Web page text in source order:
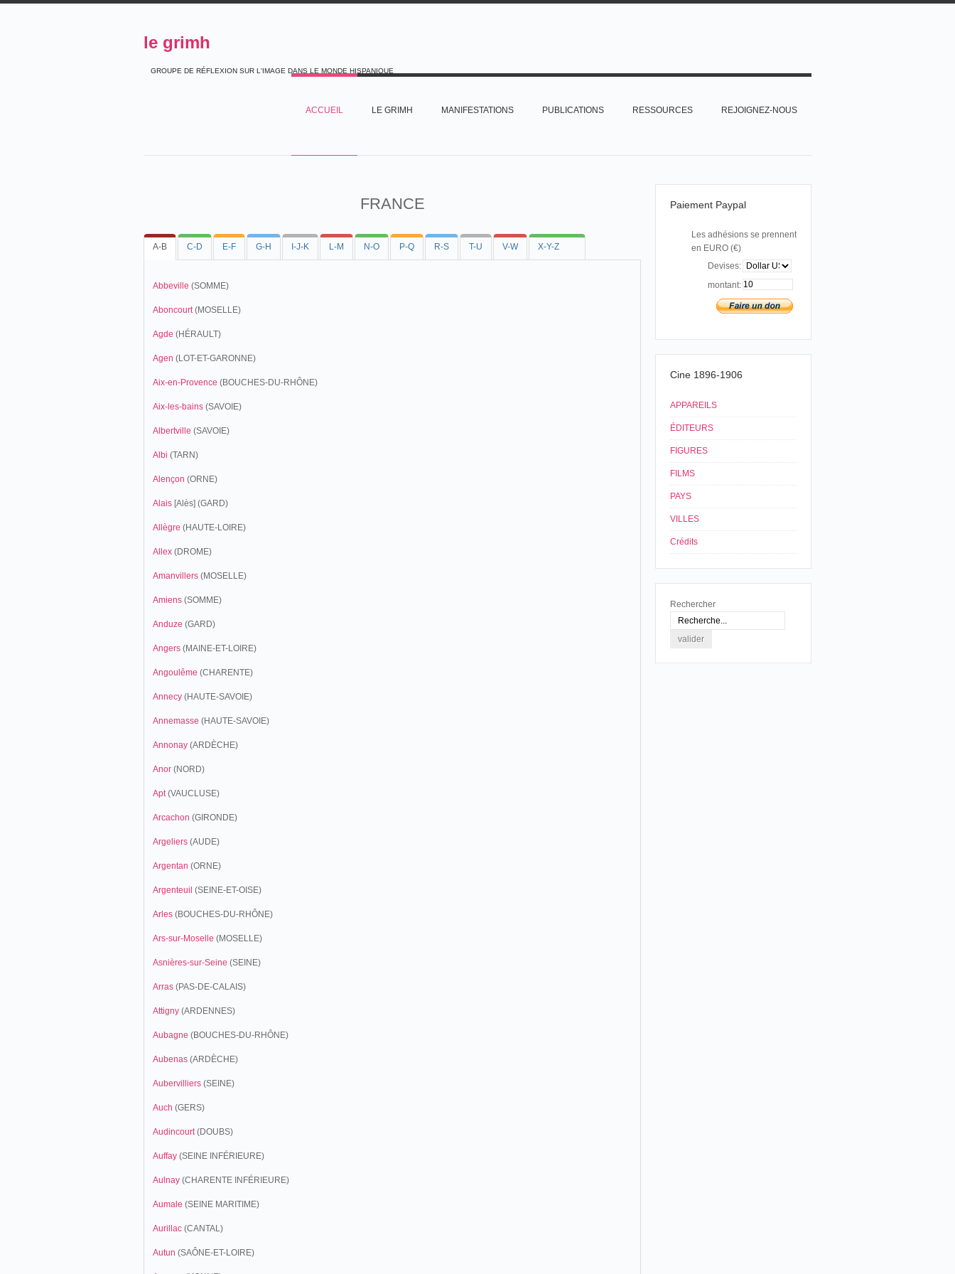
le grimh
GROUPE DE RÉFLEXION SUR L'IMAGE DANS LE MONDE HISPANIQUE
ACCUEIL LE GRIMH MANIFESTATIONS PUBLICATIONS RESSOURCES REJOIGNEZ-NOUS
FRANCE
A-B C-D E-F G-H I-J-K L-M N-O P-Q R-S T-U V-W X-Y-Z
Abbeville (SOMME)
Aboncourt(MOSELLE)
Agde (HÉRAULT)
Agen (LOT-ET-GARONNE)
Aix-en-Provence (BOUCHES-DU-RHÔNE)
Aix-les-bains (SAVOIE)
Albertville (SAVOIE)
Albi (TARN)
Alençon (ORNE)
Alais [Alès] (GARD)
Allègre (HAUTE-LOIRE)
Allex (DROME)
Amanvillers (MOSELLE)
Amiens (SOMME)
Anduze (GARD)
Angers (MAINE-ET-LOIRE)
Angoulême (CHARENTE)
Annecy (HAUTE-SAVOIE)
Annemasse (HAUTE-SAVOIE)
Annonay (ARDÈCHE)
Anor (NORD)
Apt(VAUCLUSE)
Arcachon (GIRONDE)
Argeliers (AUDE)
Argentan (ORNE)
Argenteuil (SEINE-ET-OISE)
Arles (BOUCHES-DU-RHÔNE)
Ars-sur-Moselle (MOSELLE)
Asnières-sur-Seine (SEINE)
Arras (PAS-DE-CALAIS)
Attigny (ARDENNES)
Aubagne (BOUCHES-DU-RHÔNE)
Aubenas (ARDÈCHE)
Aubervilliers (SEINE)
Auch (GERS)
Audincourt(DOUBS)
Auffay (SEINE INFÉRIEURE)
Aulnay (CHARENTE INFÉRIEURE)
Aumale (SEINE MARITIME)
Aurillac (CANTAL)
Autun (SAÔNE-ET-LOIRE)
Paiement Paypal
Les adhésions se prennent
en EURO (€)
Devises:
montant:
Cine 1896-1906
APPAREILS
ÉDITEURS
FIGURES
FILMS
PAYS
VILLES
Crédits
Rechercher